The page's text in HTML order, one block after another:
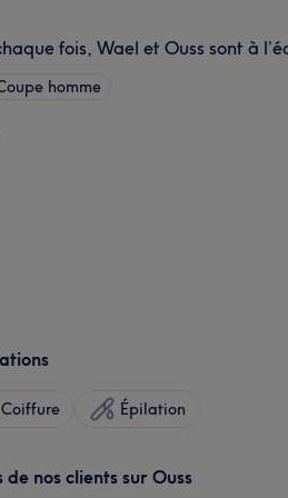
fois, Wael et Ouss sont à
homme
Coiffure Épilation
de nos clients sur Ouss